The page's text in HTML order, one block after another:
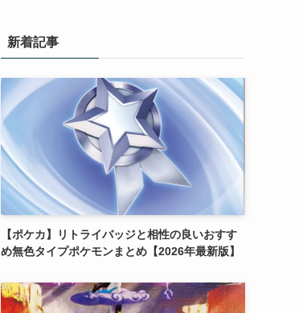
新着記事
【ポケカ】リトライバッジと相性の良いおすす
め無色タイプポケモンまとめ【2026年最新版】